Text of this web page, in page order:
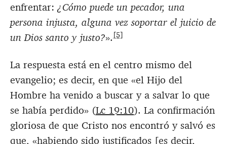
enfrentar:¿Cómo puede un pecador, una
persona injusta, alguna vez soportar el juicio de
un Dios santo y justo?». [5]
La respuesta está en el centro mismo del
evangelio; es decir, en que «el Hijo del
Hombre ha venido a buscar y a salvar lo que
se había perdido» (Lc 19:10). La confirmación
gloriosa de que Cristo nos encontró y salvó es
que, «habiendo sido justificados [es decir,